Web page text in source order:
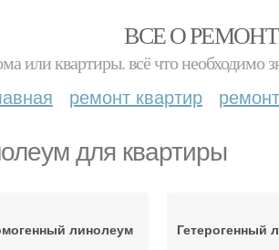
ВСЕ О
или квартиры. всё что
ремонт квартир
для квартиры
линолеум Гетерогенный